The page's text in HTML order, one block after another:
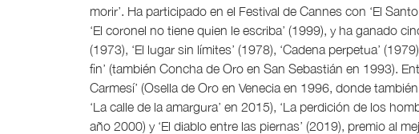
morir’. Ha participado en el Festival de Cannes con ‘El
‘El coronel no tiene quien le escriba’ (1999), y ha ganado
(1973), ‘El lugar sin límites’ (1978), ‘Cadena perpetua’
fin’ (también Concha de Oro en San Sebastián en 1993).
Carmesí’ (Osella de Oro en Venecia en 1996, donde
‘La calle de la amargura’ en 2015), ‘La perdición de los
año 2000) y ‘El diablo entre las piernas’ (2019), premio al